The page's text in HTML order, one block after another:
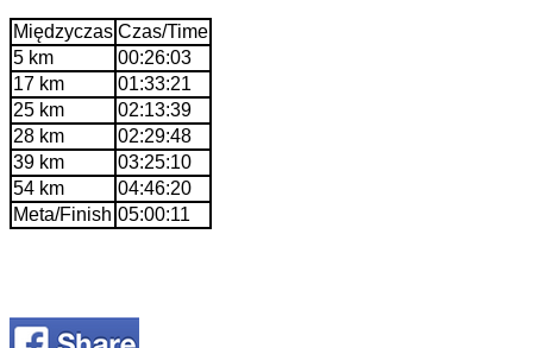
Międzyczas Czas/Time
5 km
00:26:03
17 km
01:33:21
25 km
02:13:39
28 km
02:29:48
39 km
03:25:10
54 km
04:46:20
Meta/Finish 05:00:11